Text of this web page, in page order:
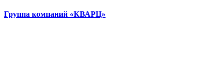
Группа компаний «КВАРЦ»